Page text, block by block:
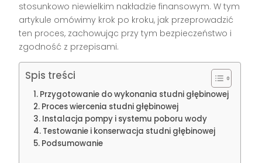
stosunkowo niewielkim nakładzie finansowym. W tym
artykule omówimy krok po kroku, jak przeprowadzić
ten proces, zachowując przy tym bezpieczeństwo i
zgodność z przepisami.
Spis treści
Przygotowanie do wykonania studni głębinowej
Proces wiercenia studni głębinowej
Instalacja pompy i systemu poboru wody
Testowanie i konserwacja studni głębinowej
Podsumowanie